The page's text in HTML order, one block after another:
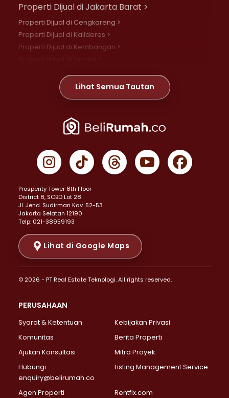
Properti Dijual di Jakarta Barat >
Properti Dijual di Cengkareng >
Properti Dijual di Kalideres >
Properti Dijual di Kembangan >
Properti Dijual di Meruya >
Properti Dijual di Jelambar >
Properti Dijual di Jakarta Pusat >
Properti Dijual di Gambir >
Properti Dijual di Johar Baru >
Properti Dijual di Menteng >
Properti Dijual di Senen >
Properti Dijual di Tanah Abang >
Properti Dijual di Cikini >
Properti Dijual di Kramat >
Properti Dijual di Pasar Baru >
Properti Dijual di Bendungan Hilir >
Properti Dijual di Jakarta Selatan >
Properti Dijual di Lebak Bulus >
Properti Dijual di Gandaria Selatan >
Properti Dijual di Pondok Labu >
Properti Dijual di Lenteng Agung >
Properti Dijual di Senayan >
Lihat Semua Tautan
Prosperity Tower 8th Floor
District 8, SCBD Lot 28
JI. Jend. Sudirman Kav. 52-53
Jakarta Selatan 12190
Telp: 021-38959193
Lihat di Google Maps
© 2026 - PT Real Estate Teknologi. All rights reserved.
PERUSAHAAN
Syarat & Ketentuan
Kebijakan Privasi
Komunitas
Berita Properti
Ajukan Konsultasi
Mitra Proyek
Hubungi:
enquiry@belirumah.co
Listing Management Service
Agen Properti Rentfix.com